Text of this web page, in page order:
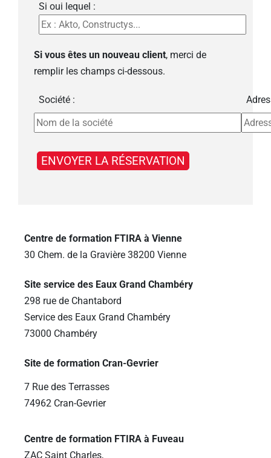
Si oui lequel :
Si vous êtes un nouveau client, merci de
remplir les champs ci-dessous.
Société :
Centre de formation FTIRA à Vienne
30 Chem. de la Gravière 38200 Vienne
Site service des Eaux Grand Chambéry
298 rue de Chantabord
Service des Eaux Grand Chambéry
73000 Chambéry
Site de formation Cran-Gevrier
7 Rue des Terrasses
74962 Cran-Gevrier
Centre de formation FTIRA à Fuveau
ZAC Saint Charles,